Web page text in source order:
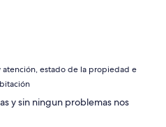
atención, estado de la propiedad e
y sin ningun problemas nos